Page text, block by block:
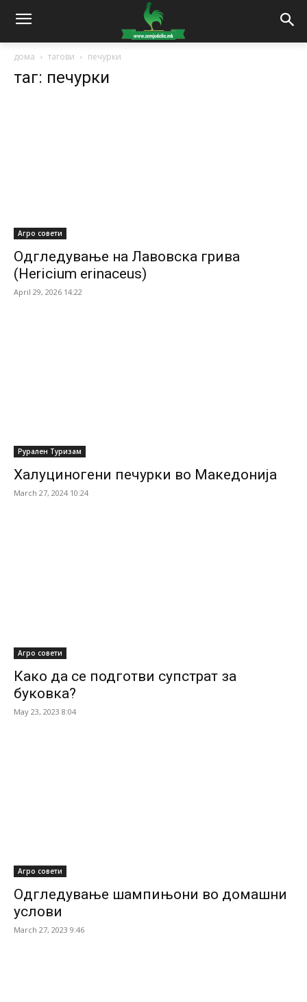
дома тагови печурки
таг: печурки
Агро совети
Одгледување на Лавовска грива
(Hericium erinaceus)
April 29, 2026 14:22
Рурален Туризам
Халуциногени печурки во Македонија
March 27, 2024 10:24
Агро совети
Како да се подготви супстрат за
буковка?
May 23, 2023 8:04
Агро совети
Одгледување шампињони во домашни
услови
March 27, 2023 9:46